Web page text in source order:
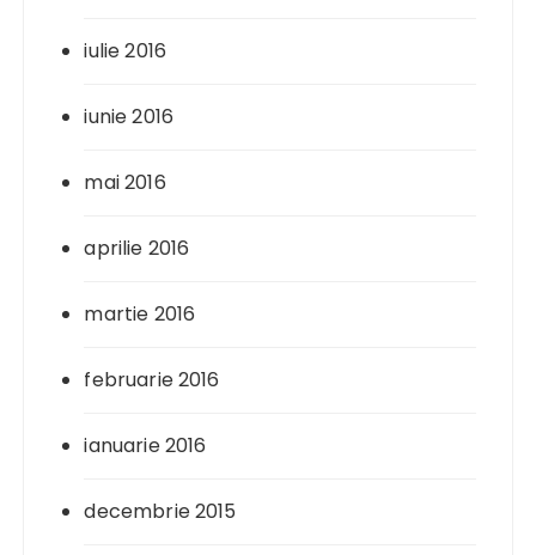
iulie 2016
iunie 2016
mai 2016
aprilie 2016
martie 2016
februarie 2016
ianuarie 2016
decembrie 2015